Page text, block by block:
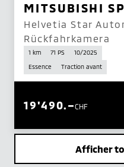
MITSUBISHI
Helvetia Star
Rückfahrkamera
1 km 71 PS
10/2025
Essence
Traction avant
CHF
19'490.–
Afficher